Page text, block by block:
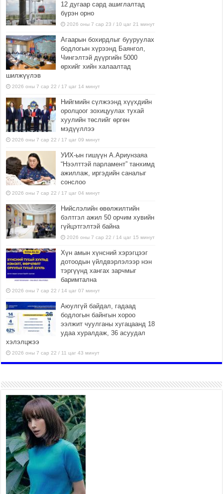
12 дугаар сард ашиглалтад
бүрэн орно
2026 оны 7 сар 23 / 10 цаг 21 минут
Агаарын бохирдлыг бууруулах
бодлогын хүрээнд Баянгол,
Чингэлтэй дүүргийн 5000
өрхийг хийн халаалтад
шилжүүлэв
2026 оны 7 сар 22 / 17 цаг 14 минут
Нийгмийн сүлжээнд хүүхдийн
оролцоог зохицуулах тухай
хуулийн төслийг өргөн
мэдүүллээ
2026 оны 7 сар 22 / 17 цаг 09 минут
УИХ-ын гишүүн А.Ариунзаяа
“Нээлттэй парламент” танхимд
ажиллаж, иргэдийн саналыг
сонслоо
2026 оны 7 сар 22 / 17 цаг 04 минут
Нийслэлийн өвөлжилтийн
бэлтгэл ажил 50 орчим хувийн
гүйцэтгэлтэй байна
2026 оны 7 сар 22 / 14 цаг 15 минут
Хүн амын хүнсний хэрэгцээг
дотоодын үйлдвэрлэлээр нэн
тэргүүнд хангах зарчмыг
баримтална
2026 оны 7 сар 22 / 14 цаг 07 минут
Аюулгүй байдал, гадаад
бодлогын байнгын хороо
ээлжит чуулганы хугацаанд 18
удаа хуралдаж, 36 асуудал
хэлэлцжээ
2026 оны 7 сар 22 / 11 цаг 43 минут
боломжтой-Хүүхэд хөгжүүлэх
төв” байгуулах төсөлд төр,
хувийн хэвшлийн түншлэлийн хүрээнд хамтран
ажиллахыг урьж байна
2026 оны 7 сар 22 / 9 цаг 28 минут
Б.Пүрэвдагва: “Урт цагаан”-ыг
залуучууд чөлөөт цагаа
өнгөрүүлдэг, жуулчид зорьж
ирдэг цэг болгоно
2026 оны 7 сар 21 / 16 цаг 47 минут